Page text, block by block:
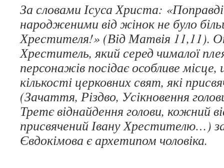
За словами Ісуса Христа:
народженими від жінок не було
Хрестителя!» (Від Матвія 11,11).
Хреститель, який серед чималої
персонажів посідає особливе
кількості церковних свят, які
(Зачаття, Різдво, Усікновення
Третє віднайдення голови, кожний
присвячений Івану Хрестителю…)
Євдокімова є архетипом чоловіка.